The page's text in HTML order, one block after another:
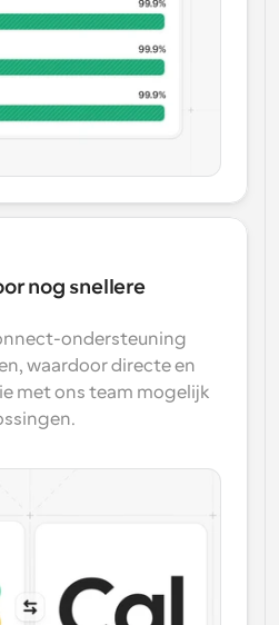
nog snellere
ondersteuning
waardoor directe en
met ons team mogelijk